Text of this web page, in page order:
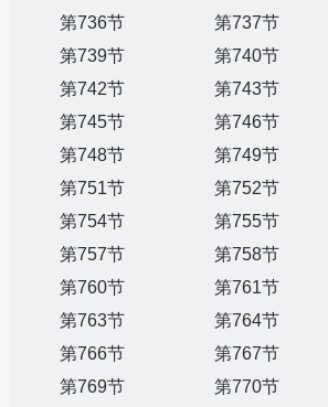
第736节
第737节
第739节
第740节
第742节
第743节
第745节
第746节
第748节
第749节
第751节
第752节
第754节
第755节
第757节
第758节
第760节
第761节
第763节
第764节
第766节
第767节
第769节
第770节